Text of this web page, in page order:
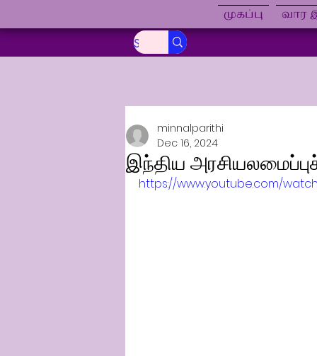
முகப்பு வார
இந்திய
minnalparithi
Dec 16, 2024
https://www.youtube.com/